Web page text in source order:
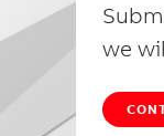
we